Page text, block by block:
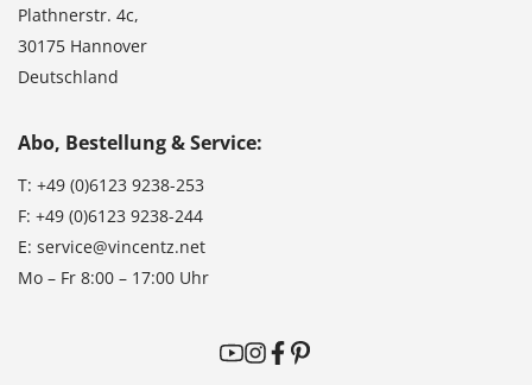
Plathnerstr. 4c,
30175 Hannover
Deutschland
Abo, Bestellung & Service:
T: +49 (0)6123 9238-253
F: +49 (0)6123 9238-244
E: service@vincentz.net
Mo – Fr 8:00 – 17:00 Uhr